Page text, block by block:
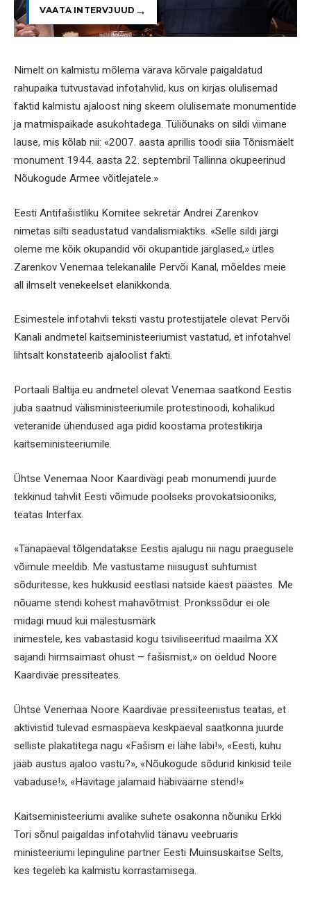
VAATA INTERVJUUD
Nimelt on kalmistu mõlema värava kõrvale paigaldatud
rahupaika tutvustavad infotahvlid, kus on kirjas olulisemad
faktid kalmistu ajaloost ning skeem olulisemate monumentide
ja matmispaikade asukohtadega. Tüliõunaks on sildi viimane
lause, mis kõlab nii: «2007. aasta aprillis toodi siia Tõnismäelt
monument 1944. aasta 22. septembril Tallinna okupeerinud
Nõukogude Armee võitlejatele.»
Eesti Antifašistliku Komitee sekretär Andrei Zarenkov
nimetas silti seadustatud vandalismiaktiks. «Selle sildi järgi
oleme me kõik okupandid või okupantide järglased,» ütles
Zarenkov Venemaa telekanalile Pervõi Kanal, mõeldes meie
all ilmselt venekeelset elanikkonda.
Esimestele infotahvli teksti vastu protestijatele olevat Pervõi
Kanali andmetel kaitseministeeriumist vastatud, et infotahvel
lihtsalt konstateerib ajaloolist fakti.
Portaali Baltija.eu andmetel olevat Venemaa saatkond Eestis
juba saatnud välisministeeriumile protestinoodi, kohalikud
veteranide ühendused aga pidid koostama protestikirja
kaitseministeeriumile.
Ühtse Venemaa Noor Kaardivägi peab monumendi juurde
tekkinud tahvlit Eesti võimude poolseks provokatsiooniks,
teatas Interfax.
«Tänapäeval tõlgendatakse Eestis ajalugu nii nagu praegusele
võimule meeldib. Me vastustame niisugust suhtumist
sõduritesse, kes hukkusid eestlasi natside käest päästes. Me
nõuame stendi kohest mahavõtmist. Pronkssõdur ei ole
midagi muud kui mälestusmärk
inimestele, kes vabastasid kogu tsiviliseeritud maailma XX
sajandi hirmsaimast ohust – fašismist,» on öeldud Noore
Kaardiväe pressiteates.
Ühtse Venemaa Noore Kaardiväe pressiteenistus teatas, et
aktivistid tulevad esmaspäeva keskpäeval saatkonna juurde
selliste plakatitega nagu «Fašism ei lähe läbi!», «Eesti, kuhu
jääb austus ajaloo vastu?», «Nõukogude sõdurid kinkisid teile
vabaduse!», «Hävitage jalamaid häbiväärne stend!»
Kaitseministeeriumi avalike suhete osakonna nõuniku Erkki
Tori sõnul paigaldas infotahvlid tänavu veebruaris
ministeeriumi lepinguline partner Eesti Muinsuskaitse Selts,
kes tegeleb ka kalmistu korrastamisega.